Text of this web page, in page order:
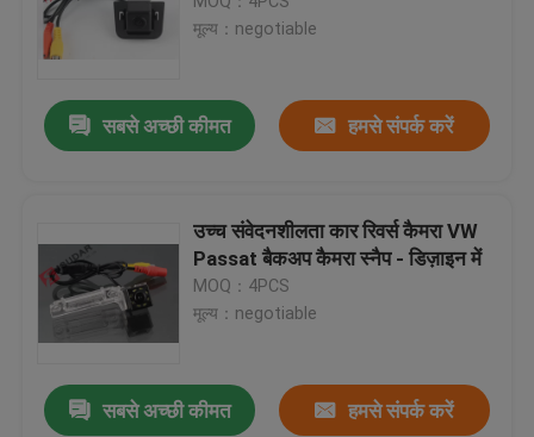
मूल्य：negotiable
सबसे अच्छी कीमत हमसे संपर्क करें
उच्च संवेदनशीलता कार रिवर्स कैमरा VW
Passat बैकअप कैमरा स्नैप - डिज़ाइन में
MOQ：4PCS
मूल्य：negotiable
सबसे अच्छी कीमत हमसे संपर्क करें